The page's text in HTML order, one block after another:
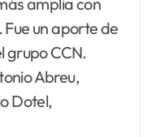
un aporte de
grupo CCN.
Abreu,
Dotel,